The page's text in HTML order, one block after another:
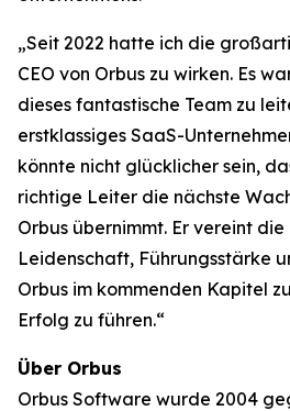
„Seit 2022 hatte ich die
CEO von Orbus zu wirken. Es
dieses fantastische Team zu
erstklassiges SaaS-
könnte nicht glücklicher sein,
richtige Leiter die nächste
Orbus übernimmt. Er vereint
Leidenschaft, Führungsstärke
Orbus im kommenden Kapitel
Erfolg zu führen.“
Über Orbus
Orbus Software wurde 2004